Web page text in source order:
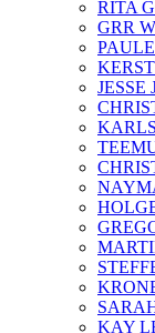
RITA
GRR
JESSE
KAY